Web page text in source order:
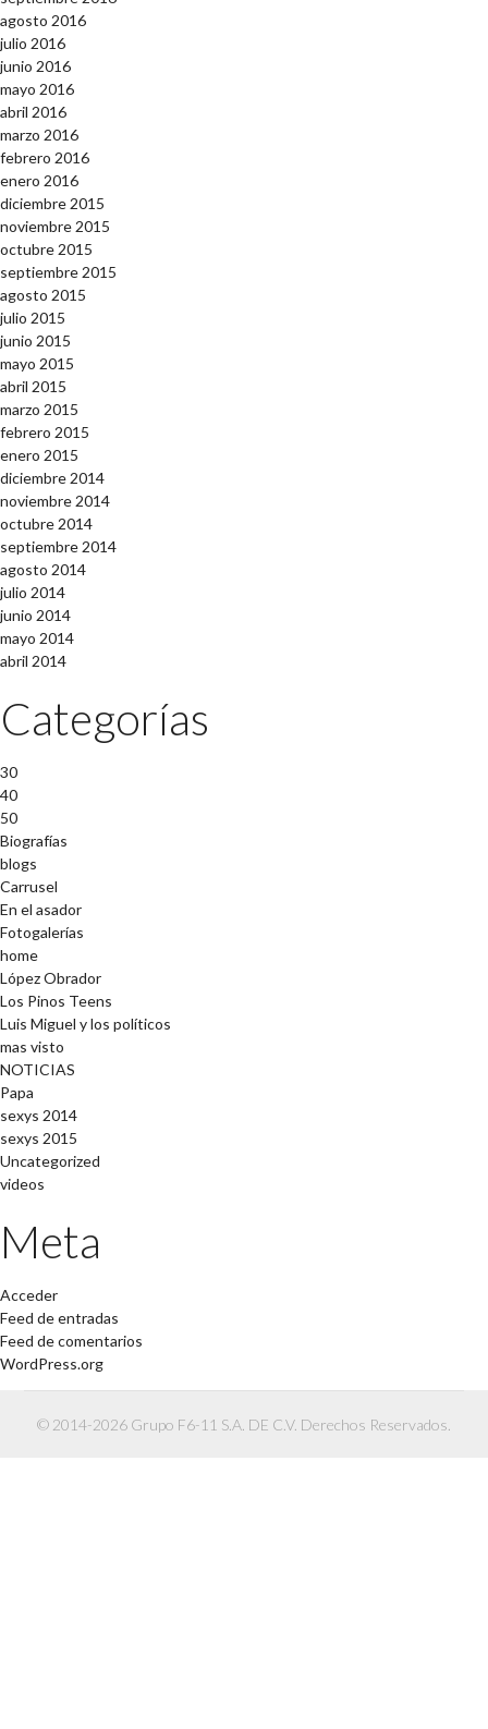
agosto 2016
julio 2016
junio 2016
mayo 2016
abril 2016
marzo 2016
febrero 2016
enero 2016
diciembre 2015
noviembre 2015
octubre 2015
septiembre 2015
agosto 2015
julio 2015
junio 2015
mayo 2015
abril 2015
marzo 2015
febrero 2015
enero 2015
diciembre 2014
noviembre 2014
octubre 2014
septiembre 2014
agosto 2014
julio 2014
junio 2014
mayo 2014
abril 2014
Categorías
30
40
50
Biografías
blogs
Carrusel
En el asador
Fotogalerías
home
López Obrador
Los Pinos Teens
Luis Miguel y los políticos
mas visto
NOTICIAS
Papa
sexys 2014
sexys 2015
Uncategorized
videos
Meta
Acceder
Feed de entradas
Feed de comentarios
WordPress.org
© 2014-2026 Grupo F6-11 S.A. DE C.V. Derechos Reservados.